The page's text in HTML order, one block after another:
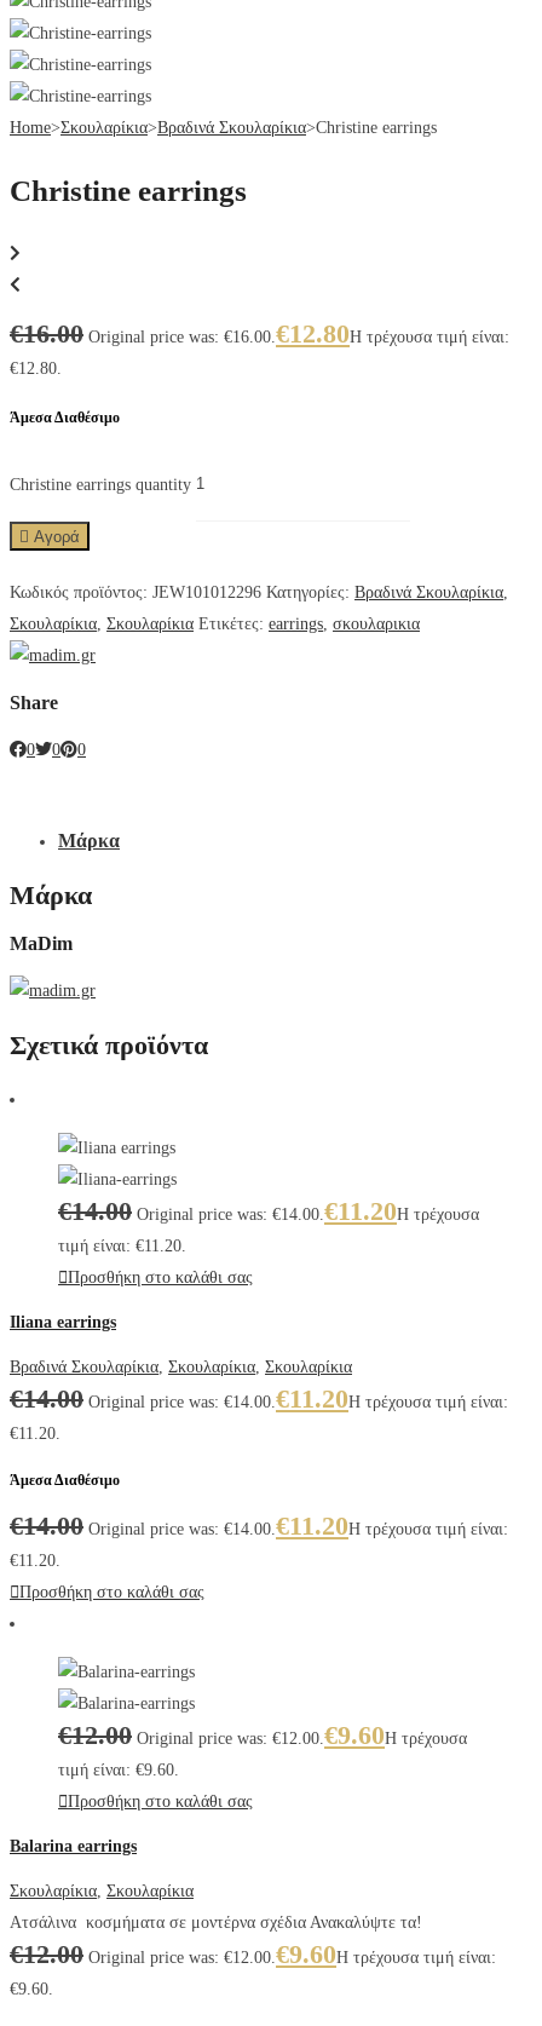
Home>Σκουλαρίκια>Βραδινά Σκουλαρίκια>Christine earrings
Christine earrings
€16.00 Original price was: €16.00. €12.80Η τρέχουσα τιμή είναι:
€12.80.
Άμεσα Διαθέσιμο
Christine earrings quantity
Αγορά
Κωδικός προϊόντος: JEW101012296 Κατηγορίες: Βραδινά Σκουλαρίκια
Σκουλαρίκια Σκουλαρίκια Ετικέτες: earrings σκουλαρικια
Share
0 0 0
Μάρκα
Μάρκα
MaDim
Σχετικά προϊόντα
€14.00 Original price was: €14.00.€11.20Η τρέχουσα
τιμή είναι: €11.20.
Προσθήκη στο καλάθι σας
Iliana earrings
Βραδινά Σκουλαρίκια, Σκουλαρίκια, Σκουλαρίκια
€14.00 Original price was: €14.00.€11.20Η τρέχουσα τιμή είναι:
€11.20.
Άμεσα Διαθέσιμο
€14.00 Original price was: €14.00.€11.20Η τρέχουσα τιμή είναι:
€11.20.
Προσθήκη στο καλάθι σας
€12.00 Original price was: €12.00.€9.60Η τρέχουσα
τιμή είναι: €9.60.
Προσθήκη στο καλάθι σας
Balarina earrings
Σκουλαρίκια, Σκουλαρίκια
Ατσάλινα κοσμήματα σε μοντέρνα σχέδια Ανακαλύψτε τα!
€12.00 Original price was: €12.00.€9.60Η τρέχουσα τιμή είναι:
€9.60.